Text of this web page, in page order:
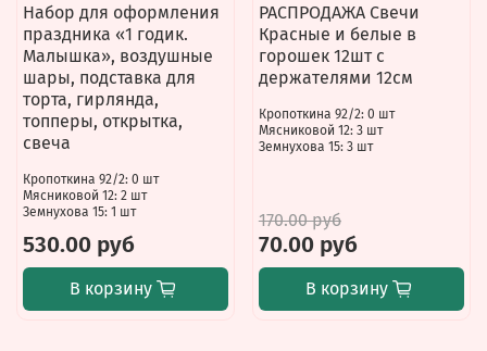
Набор для оформления
праздника «1 годик.
Малышка», воздушные
шары, подставка для
торта, гирлянда,
топперы, открытка,
свеча
Кропоткина 92/2: 0 шт
Мясниковой 12: 2 шт
Земнухова 15: 1 шт
530.00 руб
В корзину
РАСПРОДАЖА Свечи
Красные и белые в
горошек 12шт с
держателями 12см
Кропоткина 92/2: 0 шт
Мясниковой 12: 3 шт
Земнухова 15: 3 шт
170.00 руб
70.00 руб
В корзину